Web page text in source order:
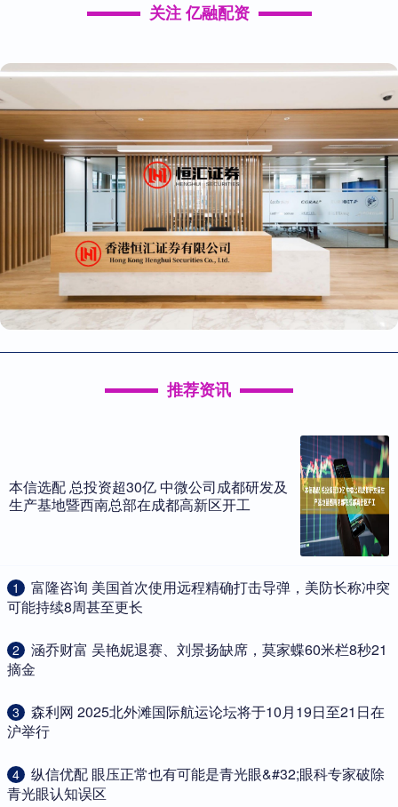
关注 亿融配资
推荐资讯
本信选配 总投资超30亿 中微公司成都研发及
生产基地暨西南总部在成都高新区开工
1
​富隆咨询 美国首次使用远程精确打击导弹，美防长称冲突
可能持续8周甚至更长
2
​涵乔财富 吴艳妮退赛、刘景扬缺席，莫家蝶60米栏8秒21
摘金
3
​森利网 2025北外滩国际航运论坛将于10月19日至21日在
沪举行
4
​纵信优配 眼压正常也有可能是青光眼&#32;眼科专家破除
青光眼认知误区